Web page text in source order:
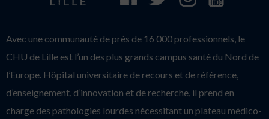
Avec une communauté de près de 16 000 professionnels, le
CHU de Lille est l’un des plus grands campus santé du Nord de
l’Europe. Hôpital universitaire de recours et de référence,
d’enseignement, d’innovation et de recherche, il prend en
charge des pathologies lourdes nécessitant un plateau médico-